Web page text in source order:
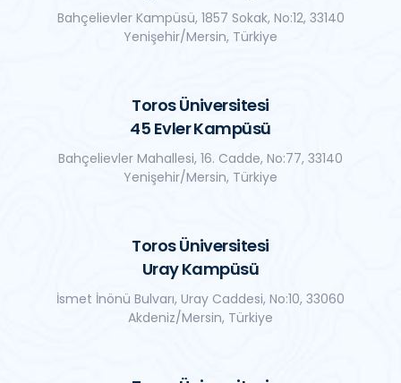
Bahçelievler Kampüsü, 1857 Sokak, No:12, 33140
Yenişehir/Mersin, Türkiye
Toros Üniversitesi
45 Evler Kampüsü
Bahçelievler Mahallesi, 16. Cadde, No:77, 33140
Yenişehir/Mersin, Türkiye
Toros Üniversitesi
Uray Kampüsü
İsmet İnönü Bulvarı, Uray Caddesi, No:10, 33060
Akdeniz/Mersin, Türkiye